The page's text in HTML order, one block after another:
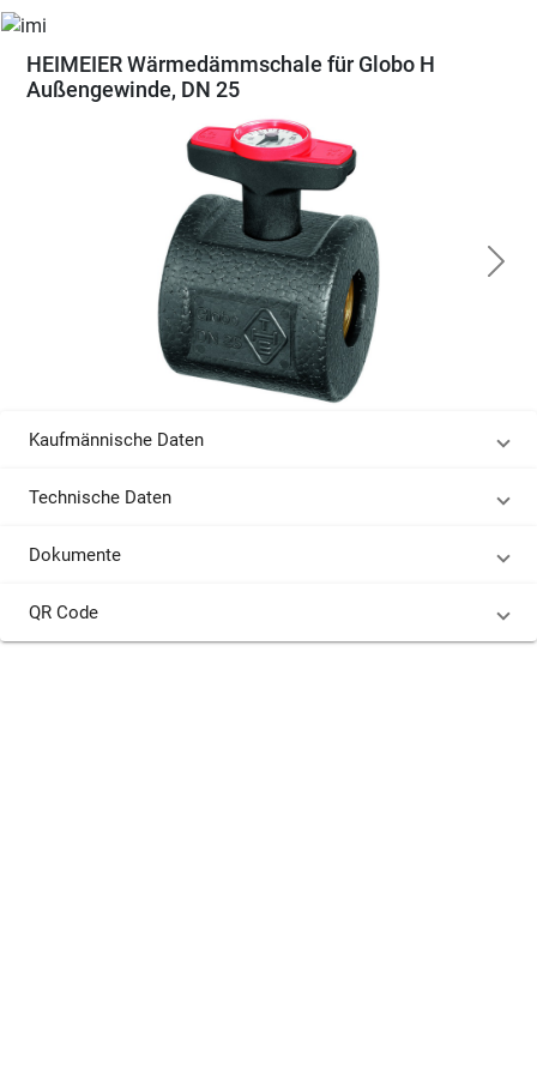
HEIMEIER Wärmedämmschale für Globo H
Außengewinde, DN 25
Kaufmännische Daten
Technische Daten
Dokumente
QR Code